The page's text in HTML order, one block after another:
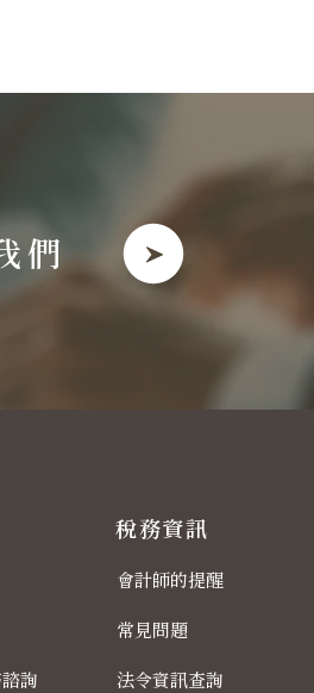
詢
稅務資訊
會計師的提醒
常見問題
法令資訊查詢
們